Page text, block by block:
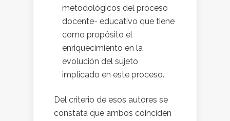
metodológicos del proceso
docente- educativo que tiene
como propósito el
enriquecimiento en la
evolución del sujeto
implicado en este proceso.
Del criterio de esos autores se
constata que ambos coinciden